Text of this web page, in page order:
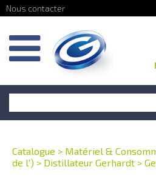
Catalogue > Matériel &
de l') > Distillateur Gerhardt >